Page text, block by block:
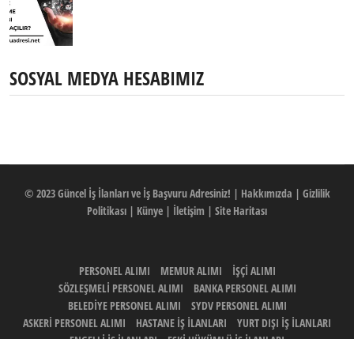
SOSYAL MEDYA HESABIMIZ
© 2023Güncel İş İlanları ve İş Başvuru Adresiniz! | Hakkımızda | Gizlilik
Politikası | Künye | İletişim | Site Haritası
PERSONEL ALIMI MEMUR ALIMI
İŞÇİ ALIMI
SÖZLEŞMELİ PERSONEL ALIMI
BANKA PERSONEL ALIMI
BELEDİYE PERSONEL ALIMI
SYDV PERSONEL ALIMI
ASKERİ PERSONEL ALIMI
HASTANE İŞ İLANLARI
YURT DIŞI İŞ İLANLARI